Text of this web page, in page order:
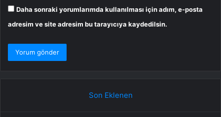
Daha sonraki yorumlarımda kullanılması için adım, e-posta
adresim ve site adresim bu tarayıcıya kaydedilsin.
Son Eklenen